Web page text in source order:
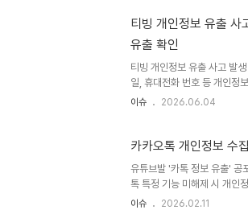
보안 강화 조치를 시행해야
고 적절한 보상 방안을 마련
지 정확히 인지하고, 추가 피
티빙 개인정보 유출 사
유출 확인
티빙 개인정보 유출 사고 발
일, 휴대전화 번호 등 개인정
스에 접속하여 개인정보 파일
으며, 과학기술정보통신부는
사항유료회원 500만 명을
됩니..
이슈 2026.06.04
카카오톡 개인정보 수
유튜브발 '카톡 정보 유출' 공
톡 특정 기능 미해제 시 개인
니다. 이 영상들은 합산 조회
이슈 2026.02.11